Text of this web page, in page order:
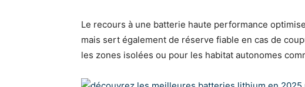
Le recours à une batterie haute performance
mais sert également de réserve fiable en cas de
les zones isolées ou pour les habitat autonomes